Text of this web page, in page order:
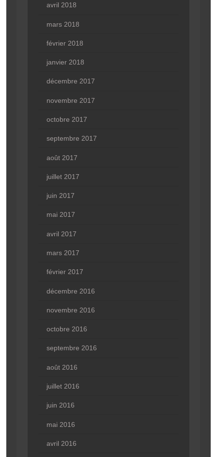
avril 2018
mars 2018
février 2018
janvier 2018
décembre 2017
novembre 2017
octobre 2017
septembre 2017
août 2017
juillet 2017
juin 2017
mai 2017
avril 2017
mars 2017
février 2017
décembre 2016
novembre 2016
octobre 2016
septembre 2016
août 2016
juillet 2016
juin 2016
mai 2016
avril 2016